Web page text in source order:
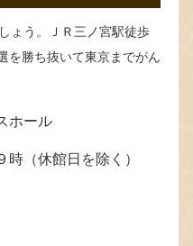
ょう。ＪＲ三ノ宮駅徒歩
を勝ち抜いて東京までがん
ホール
（休館日を除く）